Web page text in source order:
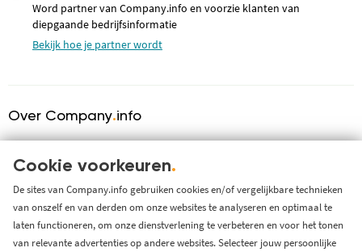
Word partner van Company.info en voorzie klanten van
diepgaande bedrijfsinformatie
Bekijk hoe je partner wordt
Over Company.info
Over ons
KVK serviceprovider
Werken bij Company.info
Blog
Support
Cookie voorkeuren.
De sites van Company.info gebruiken cookies en/of vergelijkbare technieken
van onszelf en van derden om onze websites te analyseren en optimaal te
laten functioneren, om onze dienstverlening te verbeteren en voor het tonen
van relevante advertenties op andere websites. Selecteer jouw persoonlijke